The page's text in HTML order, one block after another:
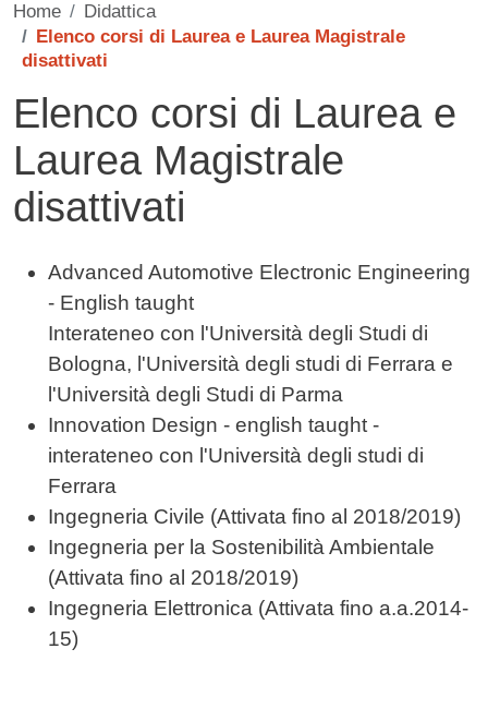
Home
Didattica
Elenco corsi di Laurea e Laurea Magistrale
disattivati
Elenco corsi di Laurea e
Laurea Magistrale
disattivati
Contenuto
Advanced Automotive Electronic Engineering
- English taught
Interateneo con l'Università degli Studi di
Bologna, l'Università degli studi di Ferrara e
l'Università degli Studi di Parma
​Innovation Design - english taught -
interateneo con l'Università degli studi di
Ferrara
Ingegneria Civile (Attivata fino al 2018/2019)
Ingegneria per la Sostenibilità Ambientale
(Attivata fino al 2018/2019)
Ingegneria Elettronica (Attivata fino a.a.2014-
15)